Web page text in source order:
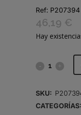
Ref: P207394
46,19 €
Hay
REDUCTOR,
SKU:
CATEGORÍAS: